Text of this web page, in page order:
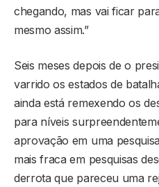
chegando, mas vai ficar
mesmo assim.”
Seis meses depois de o
varrido os estados de
ainda está remexendo os
para níveis
aprovação em uma
mais fraca em pesquisas
derrota que pareceu uma